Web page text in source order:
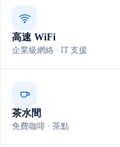
高速 WiFi
企業級網絡 · IT 支援
茶水間
免費咖啡 · 茶點